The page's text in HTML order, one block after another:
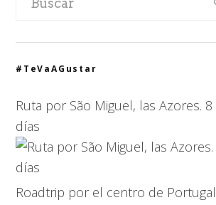
#TeVaAGustar
Ruta por São Miguel, las Azores. 8
días
Roadtrip por el centro de